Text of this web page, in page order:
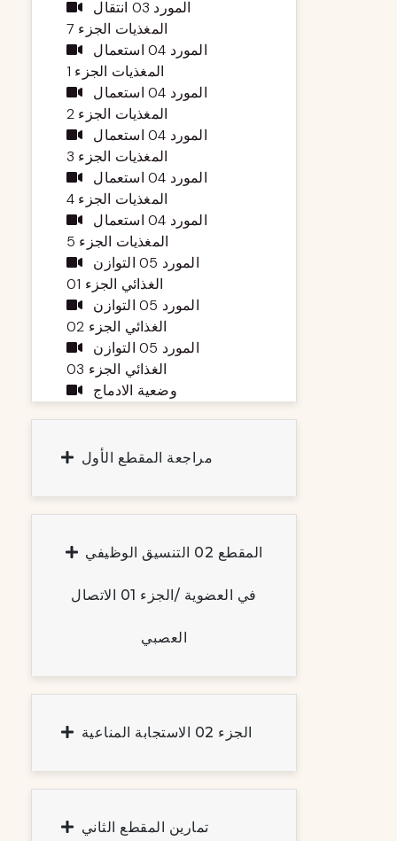
المورد 03 انتقال
المغذيات الجزء 7
المورد 04 استعمال
المغذيات الجزء 1
المورد 04 استعمال
المغذيات الجزء 2
المورد 04 استعمال
المغذيات الجزء 3
المورد 04 استعمال
المغذيات الجزء 4
المورد 04 استعمال
المغذيات الجزء 5
المورد 05 التوازن
الغذائي الجزء 01
المورد 05 التوازن
الغذائي الجزء 02
المورد 05 التوازن
الغذائي الجزء 03
وضعية الادماج
مراجعة المقطع الأول
المقطع 02 التنسيق الوظيفي
في العضوية /الجزء 01 الاتصال
العصبي
الجزء 02 الاستجابة المناعية
تمارين المقطع الثاني